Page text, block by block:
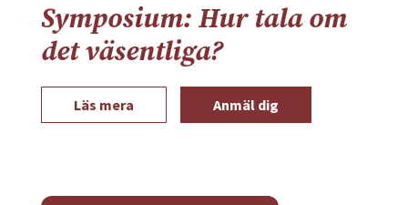
Symposium: Hur tala om
det väsentliga?
Läs mera Anmäl dig